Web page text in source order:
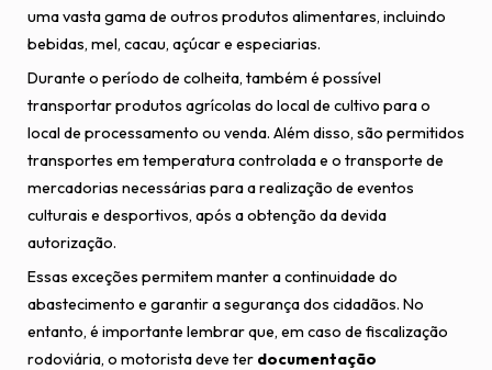
uma vasta gama de outros produtos alimentares, incluindo
bebidas, mel, cacau, açúcar e especiarias.
Durante o período de colheita, também é possível
transportar produtos agrícolas do local de cultivo para o
local de processamento ou venda. Além disso, são permitidos
transportes em temperatura controlada e o transporte de
mercadorias necessárias para a realização de eventos
culturais e desportivos, após a obtenção da devida
autorização.
Essas exceções permitem manter a continuidade do
abastecimento e garantir a segurança dos cidadãos. No
entanto, é importante lembrar que, em caso de fiscalização
rodoviária, o motorista deve ter documentação